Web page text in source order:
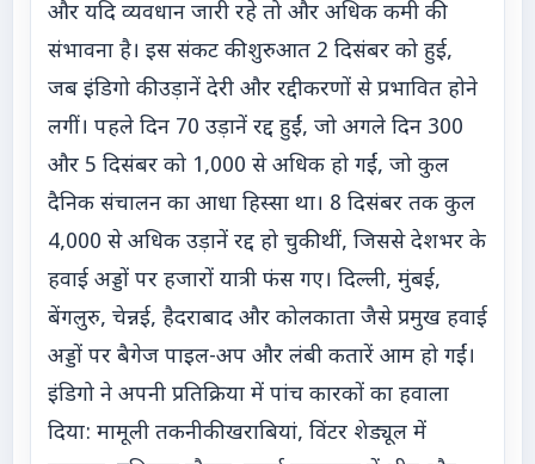
और यदि व्यवधान जारी रहे तो और अधिक कमी की
संभावना है। इस संकट की शुरुआत 2 दिसंबर को हुई,
जब इंडिगो की उड़ानें देरी और रद्दीकरणों से प्रभावित होने
लगीं। पहले दिन 70 उड़ानें रद्द हुईं, जो अगले दिन 300
और 5 दिसंबर को 1,000 से अधिक हो गईं, जो कुल
दैनिक संचालन का आधा हिस्सा था। 8 दिसंबर तक कुल
4,000 से अधिक उड़ानें रद्द हो चुकी थीं, जिससे देशभर के
हवाई अड्डों पर हजारों यात्री फंस गए। दिल्ली, मुंबई,
बेंगलुरु, चेन्नई, हैदराबाद और कोलकाता जैसे प्रमुख हवाई
अड्डों पर बैगेज पाइल-अप और लंबी कतारें आम हो गईं।
इंडिगो ने अपनी प्रतिक्रिया में पांच कारकों का हवाला
दिया: मामूली तकनीकी खराबियां, विंटर शेड्यूल में